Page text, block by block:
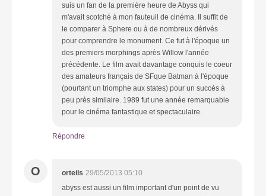
suis un fan de la première heure de Abyss qui
m'avait scotché à mon fauteuil de cinéma. Il suffit de
le comparer à Sphere ou à de nombreux dérivés
pour comprendre le monument. Ce fut à l'époque un
des premiers morphings après Willow l'année
précédente. Le film avait davantage conquis le coeur
des amateurs français de SFque Batman à l'époque
(pourtant un triomphe aux states) pour un succès à
peu près similaire. 1989 fut une année remarquable
pour le cinéma fantastique et spectaculaire.
Répondre
O orteils 29/05/2013 05:10
abyss est aussi un film important d'un point de vu